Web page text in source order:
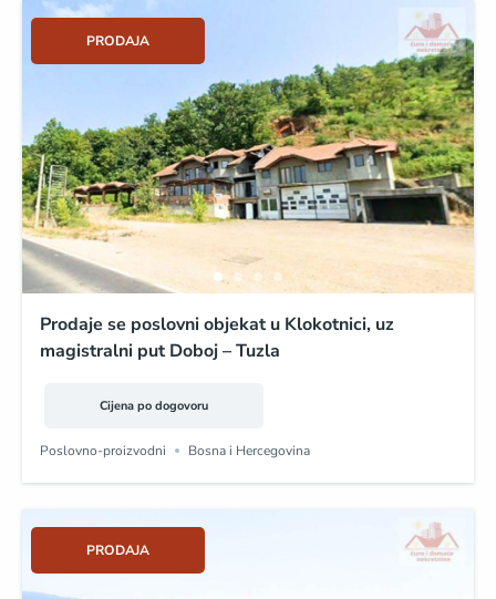
PRODAJA
Prodaje se poslovni objekat u Klokotnici, uz
magistralni put Doboj – Tuzla
Cijena po dogovoru
Poslovno-proizvodni Bosna i Hercegovina
PRODAJA